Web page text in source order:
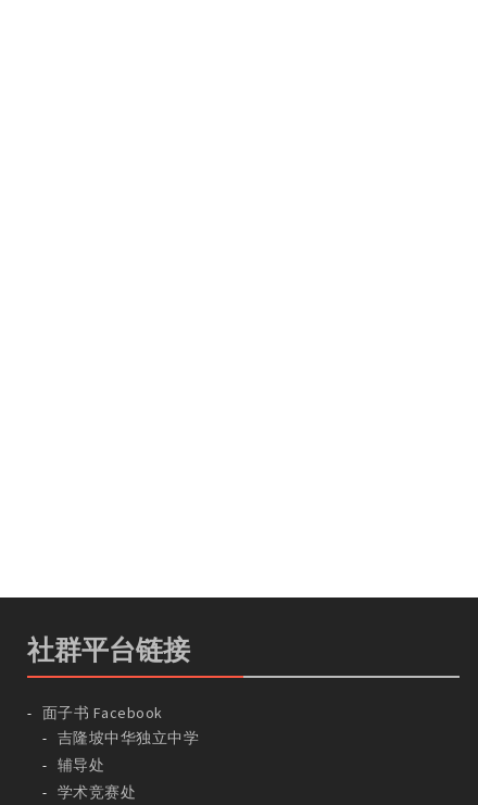
社群平台链接
面子书 Facebook
吉隆坡中华独立中学
辅导处
学术竞赛处